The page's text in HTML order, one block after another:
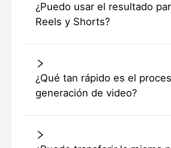
¿Puedo usar el resultado
Reels y Shorts?
¿Qué tan rápido es el
generación de video?